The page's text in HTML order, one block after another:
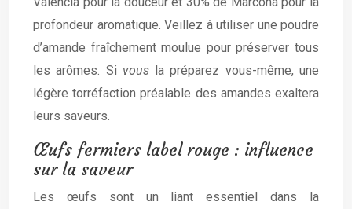
profondeur aromatique. Veillez à utiliser une poudre
d’amande fraîchement moulue pour préserver tous
les arômes. Si vous la préparez vous-même, une
légère torréfaction préalable des amandes exaltera
leurs saveurs.
Œufs fermiers label rouge : influence
sur la saveur
Les œufs sont un liant essentiel dans la